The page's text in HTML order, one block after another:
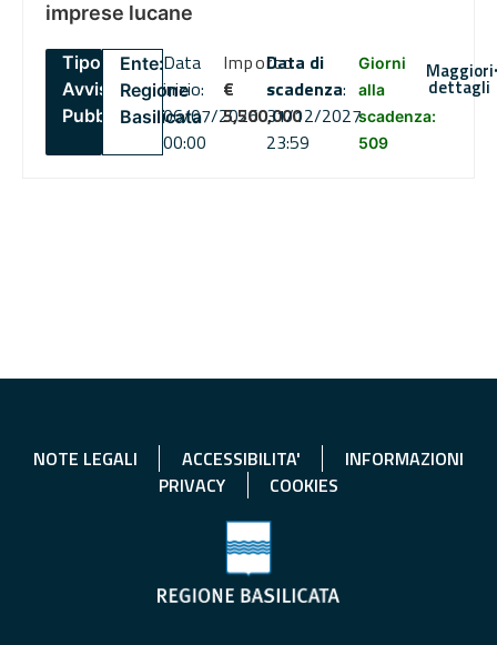
imprese lucane
Tipo:
Avviso
Pubblico
Ente:
Regione
Basilicata
Data
inizio:
06/07/2026
00:00
Importo
€
5,500,000
Data di
scadenza:
31/12/2027
23:59
Giorni
alla
scadenza:
509
Maggiori
dettagli
NOTE LEGALI ACCESSIBILITA'
INFORMAZIONI
PRIVACY
COOKIES